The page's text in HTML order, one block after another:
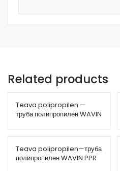
Related products
Teava polipropilen —
труба полипропилен WAVIN
Teava polipropilen—труба
полипропилен WAVIN PPR